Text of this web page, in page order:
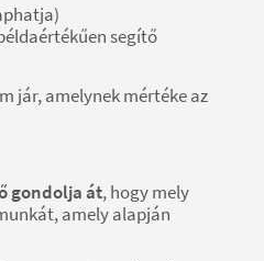
segítő
jár, amelynek mértéke az
gondolja át, hogy mely
amely alapján